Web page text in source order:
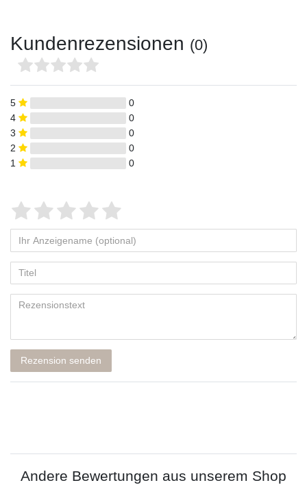
Kundenrezensionen (0)
5
0
4
0
3
0
2
0
1
0
Rezension senden
Andere Bewertungen aus unserem Shop